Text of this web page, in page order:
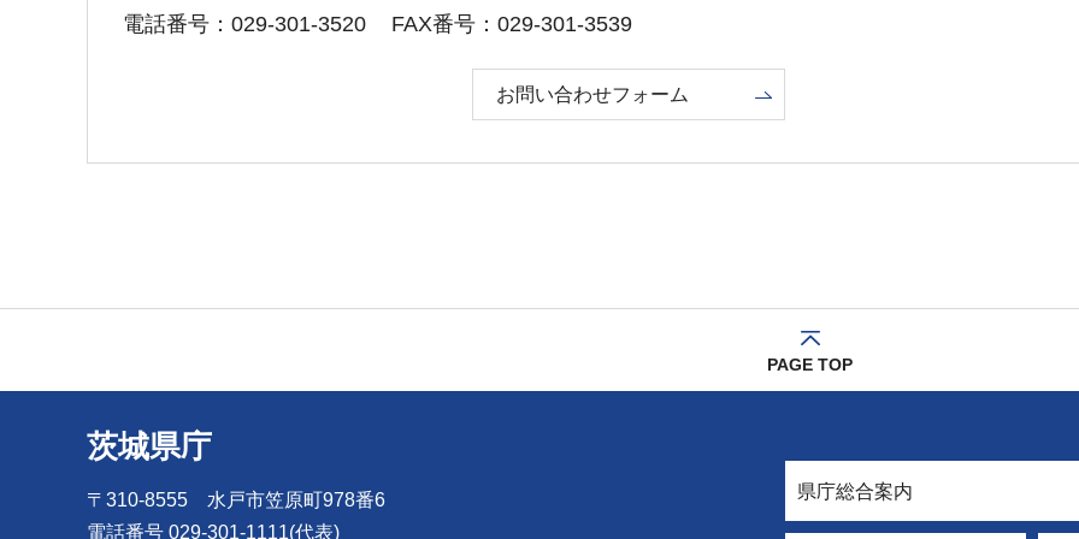
電話番号：029-301-3520
FAX番号：029-301-3539
お問い合わせフォーム
PAGE TOP
茨城県庁
〒310-8555 水戸市笠原町978番6
電話番号 029-301-1111(代表)
県庁総合案内